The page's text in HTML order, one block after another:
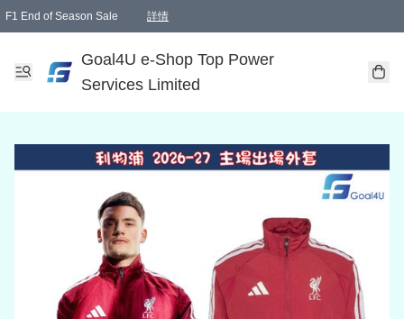
F1 End of Season Sale 詳情
Goal4U e-Shop Top Power
Services Limited